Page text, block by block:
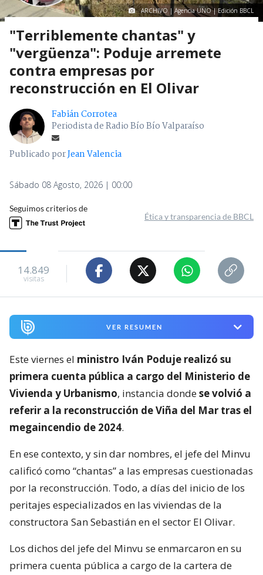
ARCHIVO | Agencia UNO | Edición BBCL
"Terriblemente chantas" y
"vergüenza": Poduje arremete
contra empresas por
reconstrucción en El Olivar
Fabián Corrotea
Periodista de Radio Bío Bío Valparaíso
Publicado porJean Valencia
Sábado 08 Agosto, 2026 | 00:00
Seguimos criterios de
Ética y transparencia de BBCL
14.849
visitas
VER RESUMEN
Este viernes el ministro Iván Poduje realizó su
primera cuenta pública a cargo del Ministerio de
Vivienda y Urbanismo, instancia dondese volvió a
referir a la reconstrucción de Viña del Mar tras el
megaincendio de 2024.
En ese contexto, y sin dar nombres, el jefe del Minvu
calificó como “chantas” a las empresas cuestionadas
por la reconstrucción. Todo, a días del inicio de los
peritajes especializados en las viviendas de la
constructora San Sebastián en el sector El Olivar.
Los dichos del jefe del Minvu se enmarcaron en su
primera cuenta pública a cargo de la cartera de